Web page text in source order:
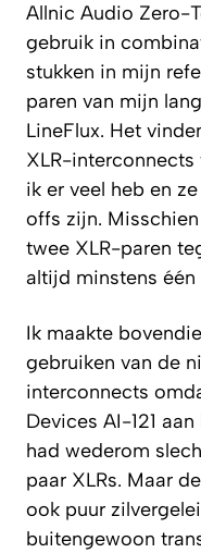
Allnic Audio Zero-
gebruik in
stukken in mijn
paren van mijn
LineFlux. Het
XLR-
ik er veel heb en
offs zijn.
twee XLR-paren
altijd minstens één
Ik maakte
gebruiken van de
interconnects
Devices AI-121
had wederom
paar XLRs. Maar
ook puur
buitengewoon